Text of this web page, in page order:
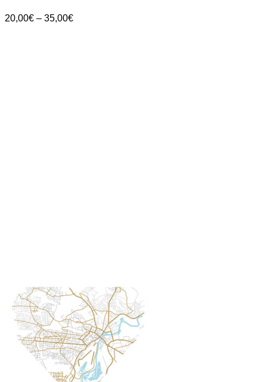
Die
Optionen
20,00€ – 35,00€Preisspanne: